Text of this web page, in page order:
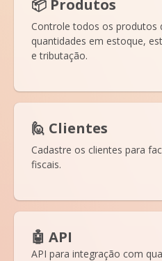
📦 Produtos
Controle todos os produtos
quantidades em estoque,
e tributação.
🙋 Clientes
Cadastre os clientes para
fiscais.
🤖 API
API para integração com